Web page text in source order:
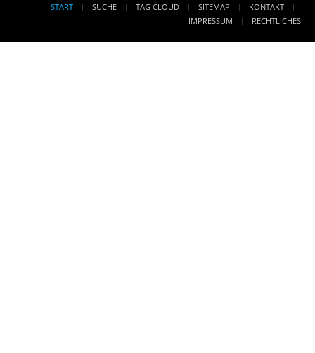
START SUCHE TAG CLOUD SITEMAP
KONTAKT
IMPRESSUM
RECHTLICHES